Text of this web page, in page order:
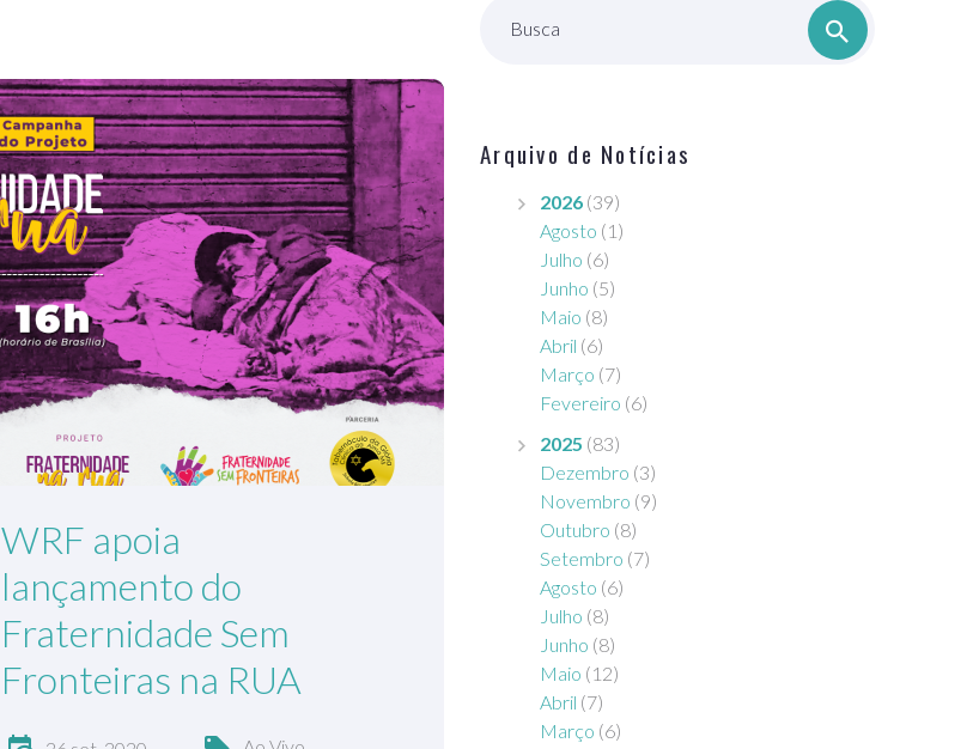
WRF apoia
lançamento do
Fraternidade Sem
Fronteiras na RUA
Busca
Arquivo de Notícias
2026 (39)
Agosto (1)
Julho (6)
Junho (5)
Maio (8)
Abril (6)
Março (7)
Fevereiro (6)
2025 (83)
Dezembro (3)
Novembro (9)
Outubro (8)
Setembro (7)
Agosto (6)
Julho (8)
Junho (8)
Maio (12)
Abril (7)
Março (6)